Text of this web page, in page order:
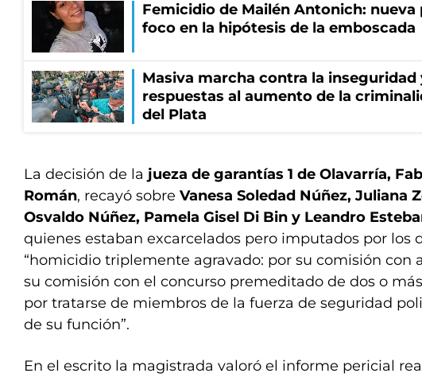
Femicidio de Mailén Antonich: nueva
foco en la hipótesis de la emboscada
Masiva marcha contra la inseguridad
respuestas al aumento de la
del Plata
La decisión de la jueza de garantías 1 de Olavarría,
Román, recayó sobre Vanesa Soledad Núñez, Juliana
Osvaldo Núñez, Pamela Gisel Di Bin y Leandro
quienes estaban excarcelados pero imputados por los
“homicidio triplemente agravado: por su comisión con
su comisión con el concurso premeditado de dos o
por tratarse de miembros de la fuerza de seguridad
de su función”.
En el escrito la magistrada valoró el informe pericial